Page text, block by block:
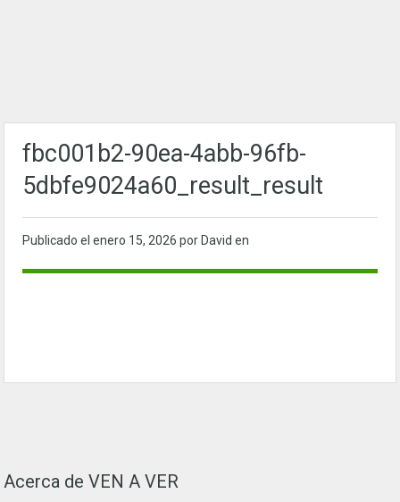
fbc001b2-90ea-4abb-96fb-
5dbfe9024a60_result_result
Publicado el enero 15, 2026 por David en
Acerca de VEN A VER